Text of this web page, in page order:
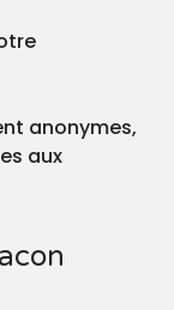
anonymes,
aux